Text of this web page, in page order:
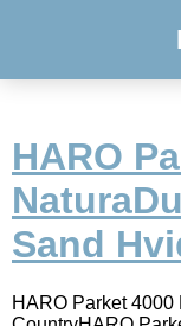
HARO
Sand
HARO Parket 4000